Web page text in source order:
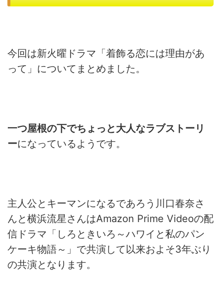
今回は新火曜ドラマ「着飾る恋には理由があ
って」についてまとめました。
一つ屋根の下でちょっと大人なラブストーリ
ーになっているようです。
主人公とキーマンになるであろう川口春奈さ
んと横浜流星さんはAmazon Prime Videoの配
信ドラマ「しろときいろ～ハワイと私のパン
ケーキ物語～」で共演して以来およそ3年ぶり
の共演となります。